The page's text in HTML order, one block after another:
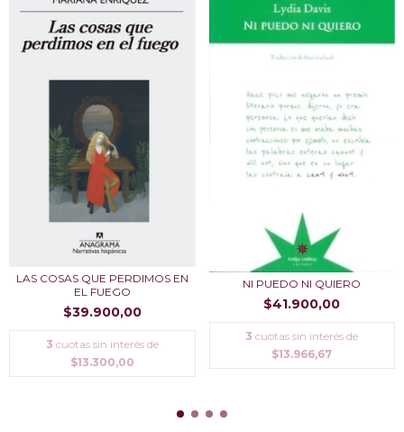
LAS COSAS QUE PERDIMOS EN
EL FUEGO
$39.900,00
3 cuotas sin interés de
$13.300,00
NI PUEDO NI QUIERO
$41.900,00
3 cuotas sin interés de
$13.966,67